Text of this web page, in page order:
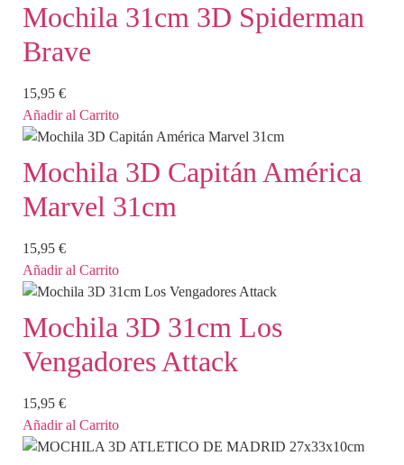
Mochila 31cm 3D Spiderman
Brave
15,95 €
Añadir al Carrito
Mochila 3D Capitán América
Marvel 31cm
15,95 €
Añadir al Carrito
Mochila 3D 31cm Los
Vengadores Attack
15,95 €
Añadir al Carrito